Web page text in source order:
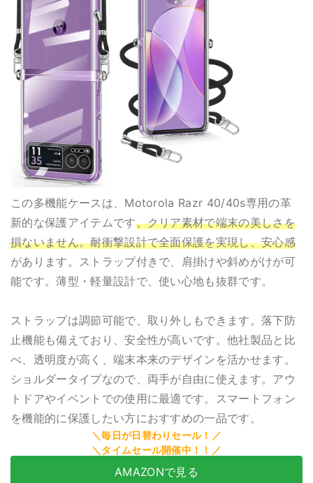
この多機能ケースは、Motorola Razr 40/40s専用の革
新的な保護アイテムです。クリア素材で端末の美しさを
損ないません。耐衝撃設計で全面保護を実現し、安心感
があります。ストラップ付きで、肩掛けや斜めがけが可
能です。薄型・軽量設計で、使い心地も抜群です。
ストラップは調節可能で、取り外しもできます。落下防
止機能も備えており、安全性が高いです。他社製品と比
べ、透明度が高く、端末本来のデザインを活かせます。
ショルダータイプなので、両手が自由に使えます。アウ
トドアやイベントでの使用に最適です。スマートフォン
を機能的に保護したい方におすすめの一品です。
AMAZONで見る